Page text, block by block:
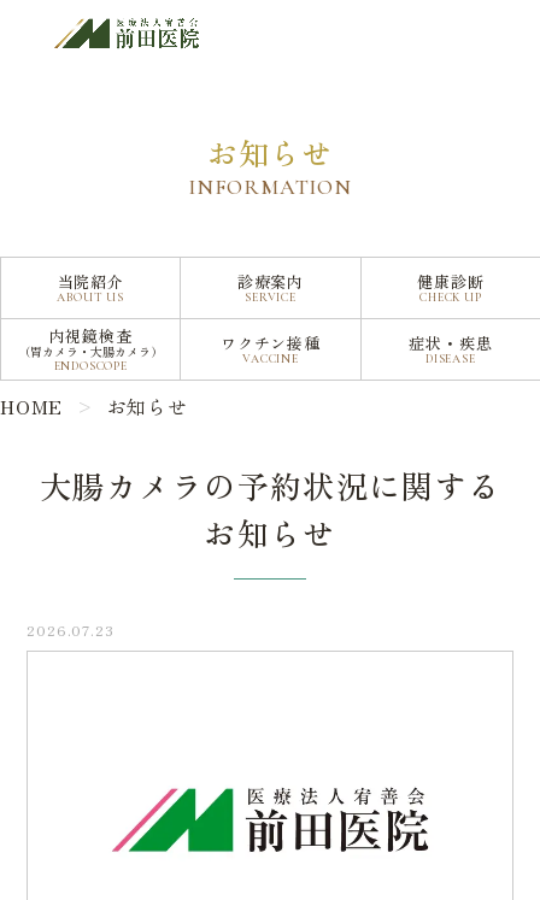
大腸カメラの予約状況に関するお知らせ
当院紹介
ABOUT US
診療案内
SERVICE
健康診断
CHECK UP
内視鏡検査
（胃カメラ・大腸カメラ）
ENDOSCOPE
ワクチン接種
VACCINE
症状・疾患
DISEASE
お知らせ
INFORMATION
HOME お知らせ
大腸カメラの予約状況に関する
お知らせ
2026.07.23